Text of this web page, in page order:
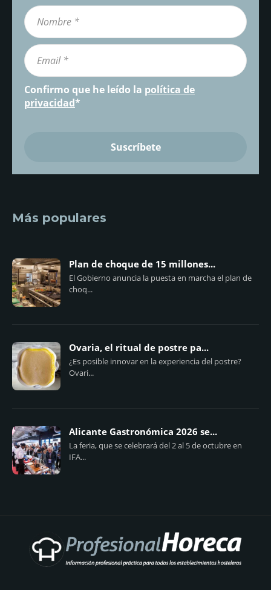
Confirmo que he leído la política de
privacidad*
Más populares
Plan de choque de 15 millones...
El Gobierno anuncia la puesta en marcha el plan de
choq...
Ovaria, el ritual de postre pa...
¿Es posible innovar en la experiencia del postre?
Ovari...
Alicante Gastronómica 2026 se...
La feria, que se celebrará del 2 al 5 de octubre en
IFA...